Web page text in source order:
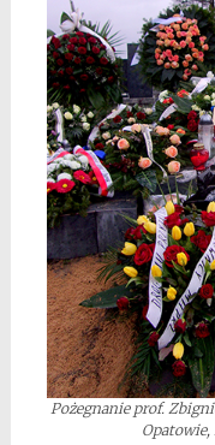
Pożegnanie prof.
Opatowie,